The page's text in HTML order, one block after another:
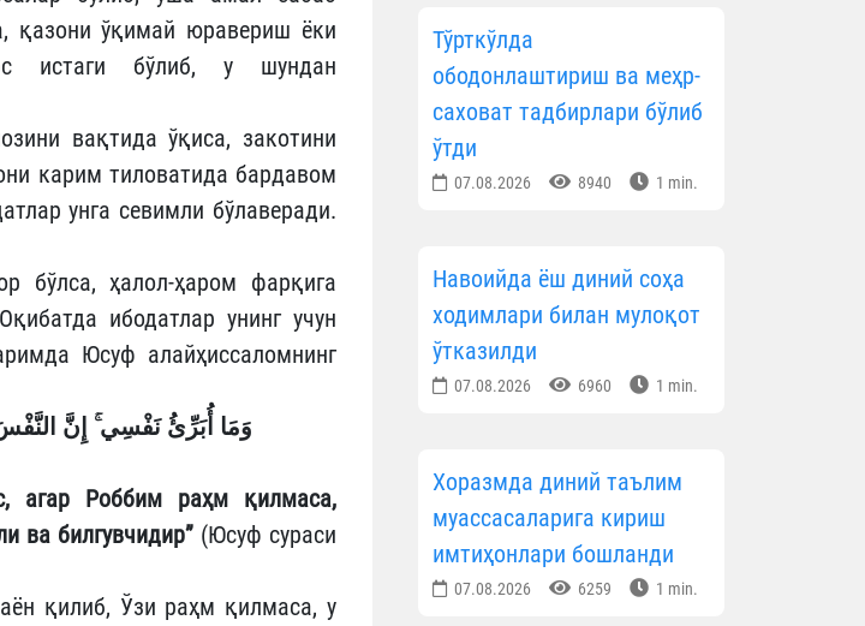
қазони ўқимай юравериш ёки
истаги бўлиб, у шундан
вақтида ўқиса, закотини
карим тиловатида бардавом
унга севимли бўлаверади.
бўлса, ҳалол-ҳаром фарқига
ибодатлар унинг учун
Юсуф алайҳиссаломнинг
وَمَا أُبَرِّئُ نَفْسِي ۚ إِنَّ
агар Роббим раҳм қилмаса,
ва билгувчидир” (Юсуф сураси
қилиб, Ўзи раҳм қилмаса, у
Тўрткўлда
ободонлаштириш ва меҳр-
саховат тадбирлари бўлиб
ўтди
07.08.2026 8940 1 min.
Навоийда ёш диний соҳа
ходимлари билан мулоқот
ўтказилди
07.08.2026 6960 1 min.
Хоразмда диний таълим
муассасаларига кириш
имтиҳонлари бошланди
07.08.2026 6259 1 min.